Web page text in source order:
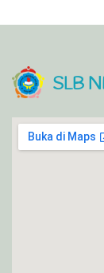
SLB